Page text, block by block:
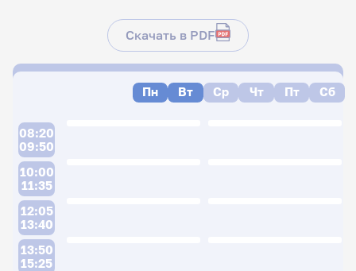
Скачать в PDF
Пн Вт Ср Чт Пт Сб
08:20
09:50
10:00
11:35
12:05
13:40
13:50
15:25